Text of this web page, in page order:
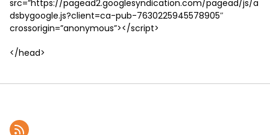
src=”https://pagead2.googlesyndication.com/pagead/js/a
dsbygoogle.js?client=ca-pub-7630225945578905″
crossorigin=”anonymous”></script>
</head>